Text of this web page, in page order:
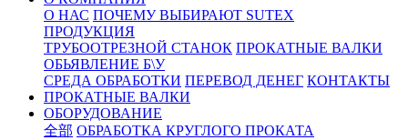
О НАС ПОЧЕМУ ВЫБИРАЮТ SUTEX
ПРОДУКЦИЯ
ТРУБООТРЕЗНОЙ СТАНОК ПРОКАТНЫЕ ВАЛКИ
ОБЬЯВЛЕНИЕ Б\У
СРЕДА ОБРАБОТКИ ПЕРЕВОД ДЕНЕГ КОНТАКТЫ
ПРОКАТНЫЕ ВАЛКИ
ОБОРУДОВАНИЕ
全部 ОБРАБОТКА КРУГЛОГО ПРОКАТА